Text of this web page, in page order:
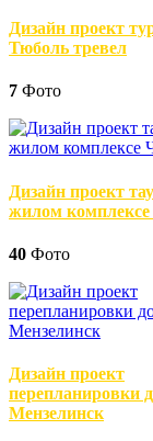
Дизайн проект
Тюболь тревел
7 Фото
Дизайн проект
жилом
40 Фото
Дизайн проект
перепланировки
Мензелинск